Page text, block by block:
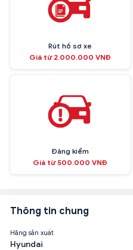
Rút hồ sơ xe
Giá từ 2.000.000 VNĐ
Đăng kiểm
Giá từ 500.000 VNĐ
Thông tin chung
Hãng sản xuất
Hyundai